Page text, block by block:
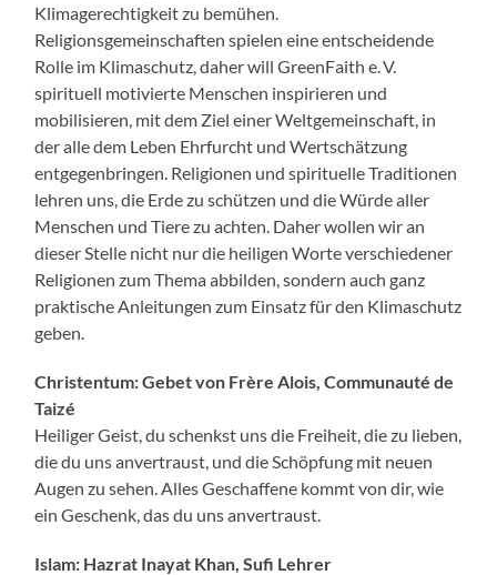
Klimagerechtigkeit zu bemühen.
Religionsgemeinschaften spielen eine entscheidende
Rolle im Klimaschutz, daher will GreenFaith e. V.
spirituell motivierte Menschen inspirieren und
mobilisieren, mit dem Ziel einer Weltgemeinschaft, in
der alle dem Leben Ehrfurcht und Wertschätzung
entgegenbringen. Religionen und spirituelle Traditionen
lehren uns, die Erde zu schützen und die Würde aller
Menschen und Tiere zu achten. Daher wollen wir an
dieser Stelle nicht nur die heiligen Worte verschiedener
Religionen zum Thema abbilden, sondern auch ganz
praktische Anleitungen zum Einsatz für den Klimaschutz
geben.
Christentum: Gebet von Frère Alois, Communauté de
Taizé
Heiliger Geist, du schenkst uns die Freiheit, die zu lieben,
die du uns anvertraust, und die Schöpfung mit neuen
Augen zu sehen. Alles Geschaffene kommt von dir, wie
ein Geschenk, das du uns anvertraust.
Islam: Hazrat Inayat Khan, Sufi Lehrer